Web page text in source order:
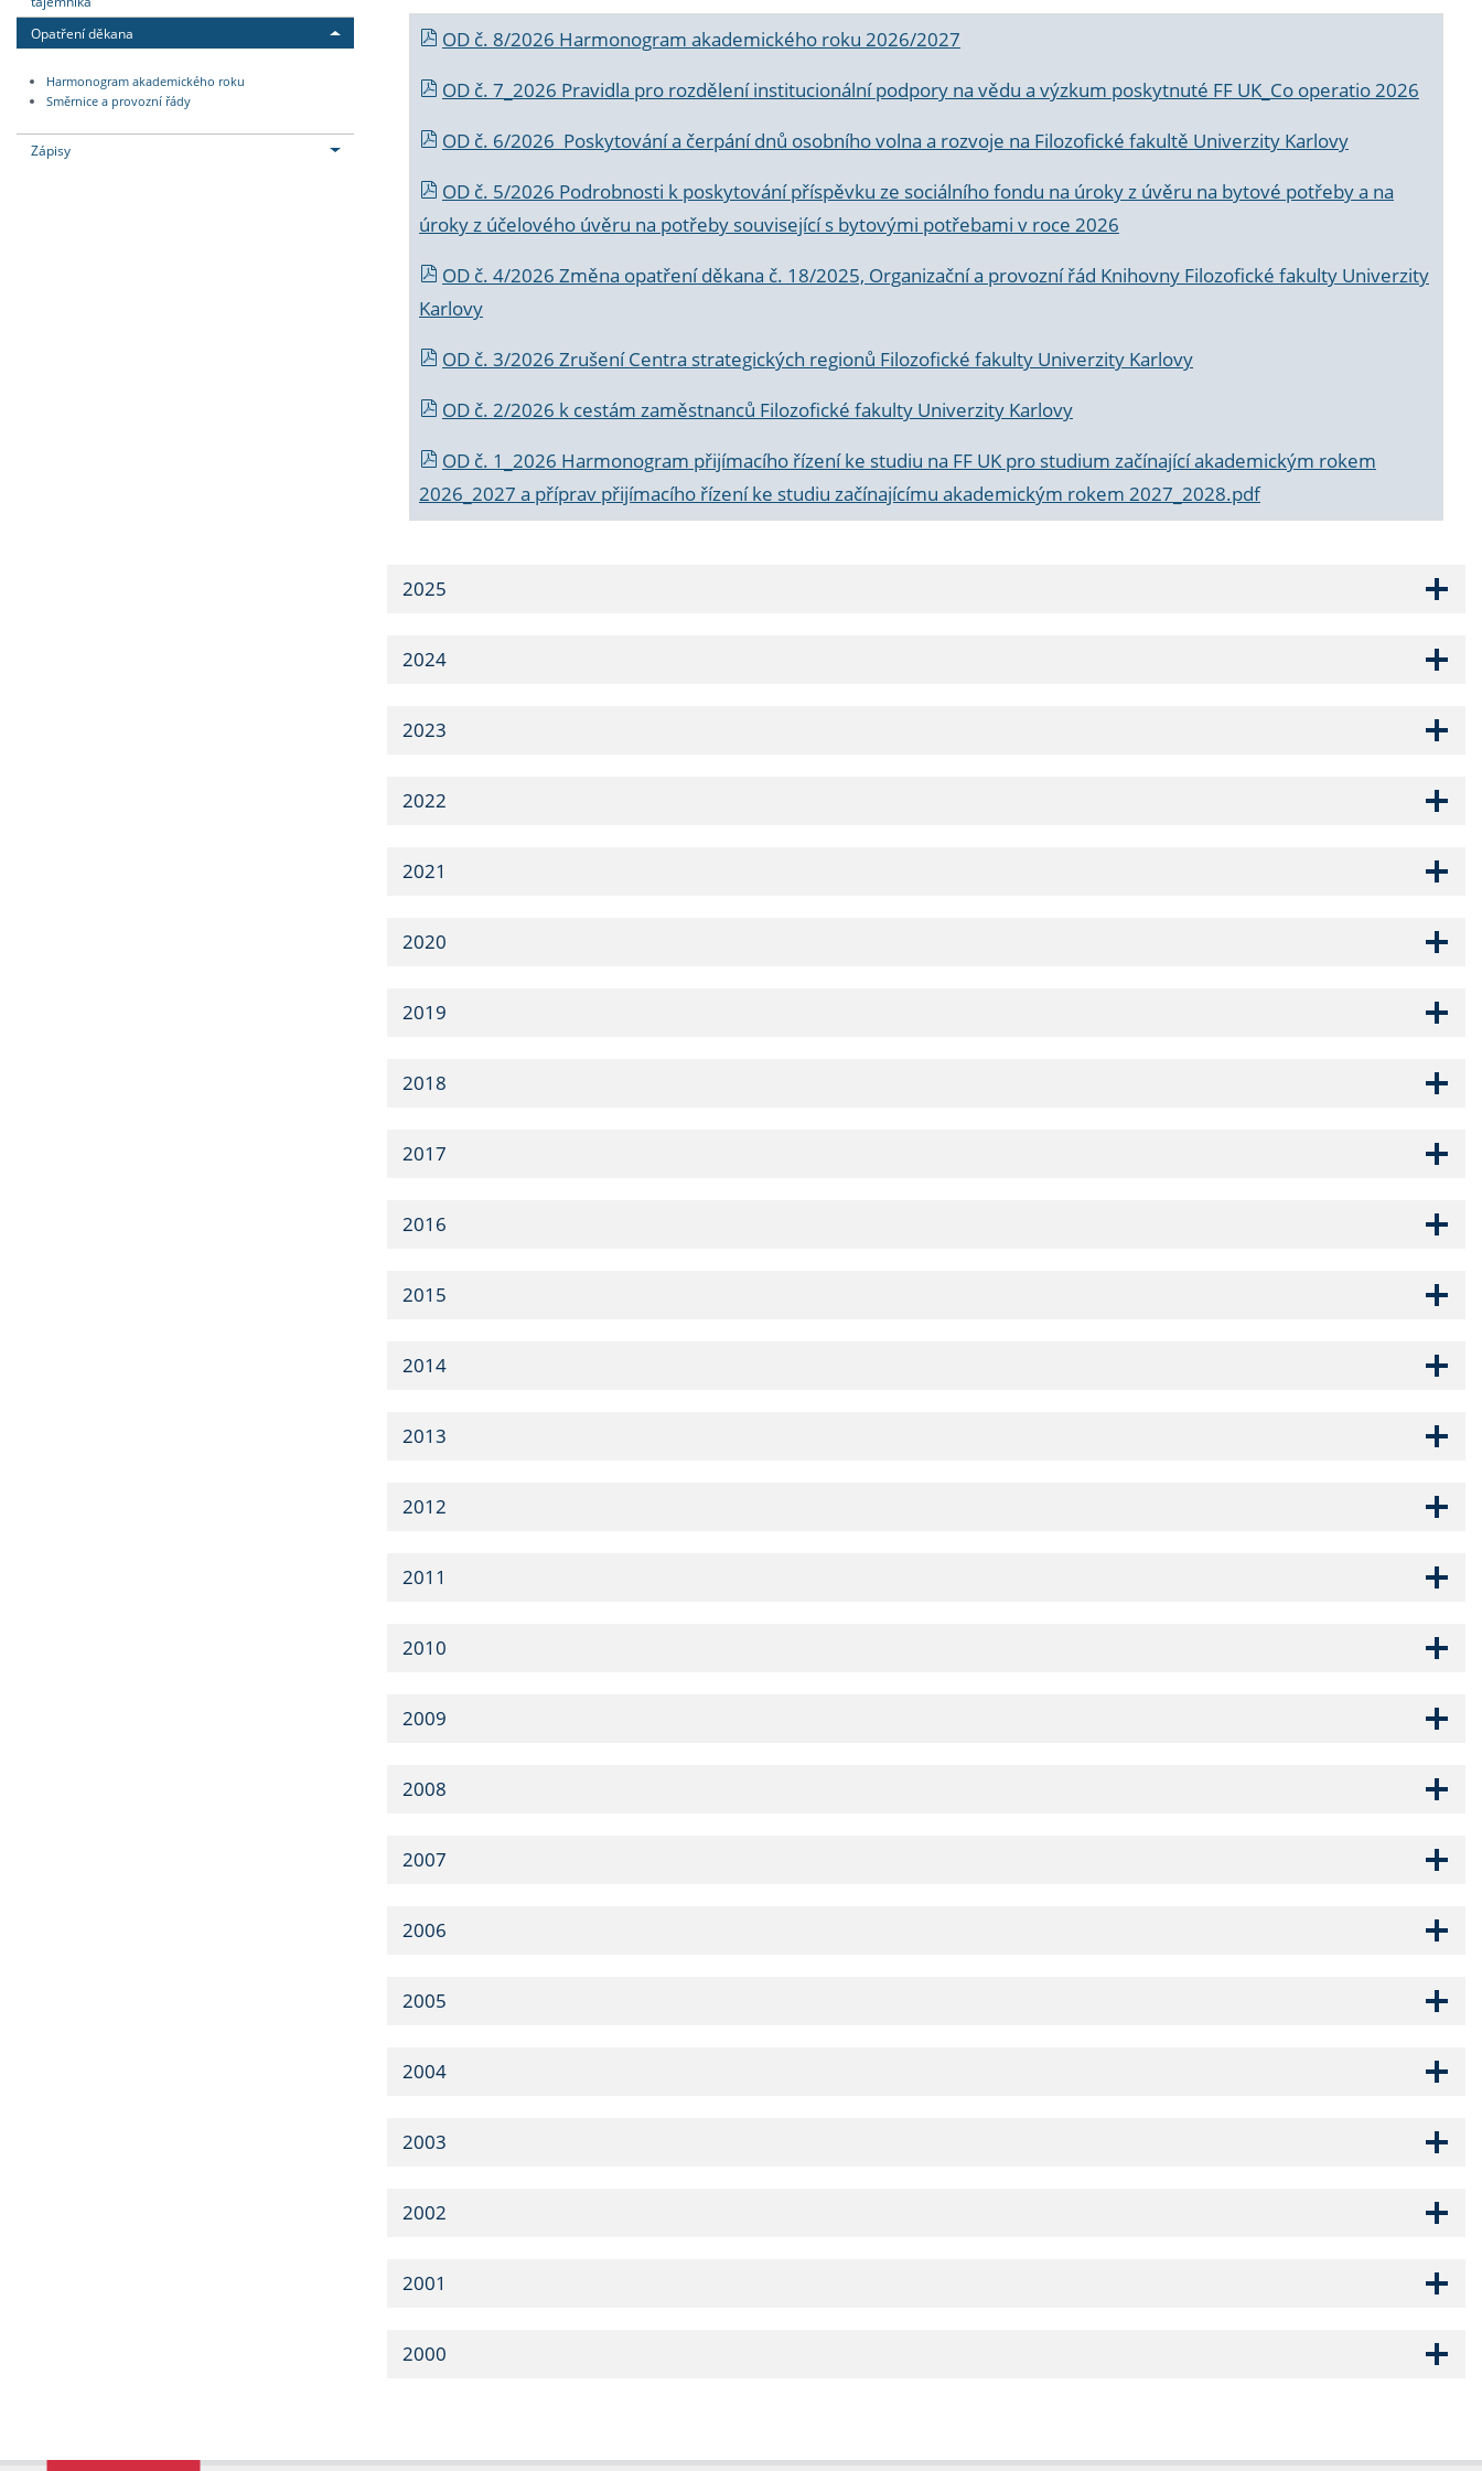
Opatření děkana
Harmonogram akademického roku
Směrnice a provozní řády
Zápisy
OD č. 8/2026 Harmonogram akademického roku 2026/2027
OD č. 7_2026 Pravidla pro rozdělení institucionální podpory na vědu a výzkum poskytnuté FF UK_Co operatio 2026
OD č. 6/2026 Poskytování a čerpání dnů osobního volna a rozvoje na Filozofické fakultě Univerzity Karlovy
OD č. 5/2026 Podrobnosti k poskytování příspěvku ze sociálního fondu na úroky z úvěru na bytové potřeby a na
úroky z účelového úvěru na potřeby související s bytovými potřebami v roce 2026
OD č. 4/2026 Změna opatření děkana č. 18/2025, Organizační a provozní řád Knihovny Filozofické fakulty Univerzity
Karlovy
OD č. 3/2026 Zrušení Centra strategických regionů Filozofické fakulty Univerzity Karlovy
OD č. 2/2026 k cestám zaměstnanců Filozofické fakulty Univerzity Karlovy
OD č. 1_2026 Harmonogram přijímacího řízení ke studiu na FF UK pro studium začínající akademickým rokem
2026_2027 a příprav přijímacího řízení ke studiu začínajícímu akademickým rokem 2027_2028.pdf
2025
2024
2023
2022
2021
2020
2019
2018
2017
2016
2015
2014
2013
2012
2011
2010
2009
2008
2007
2006
2005
2004
2003
2002
2001
2000